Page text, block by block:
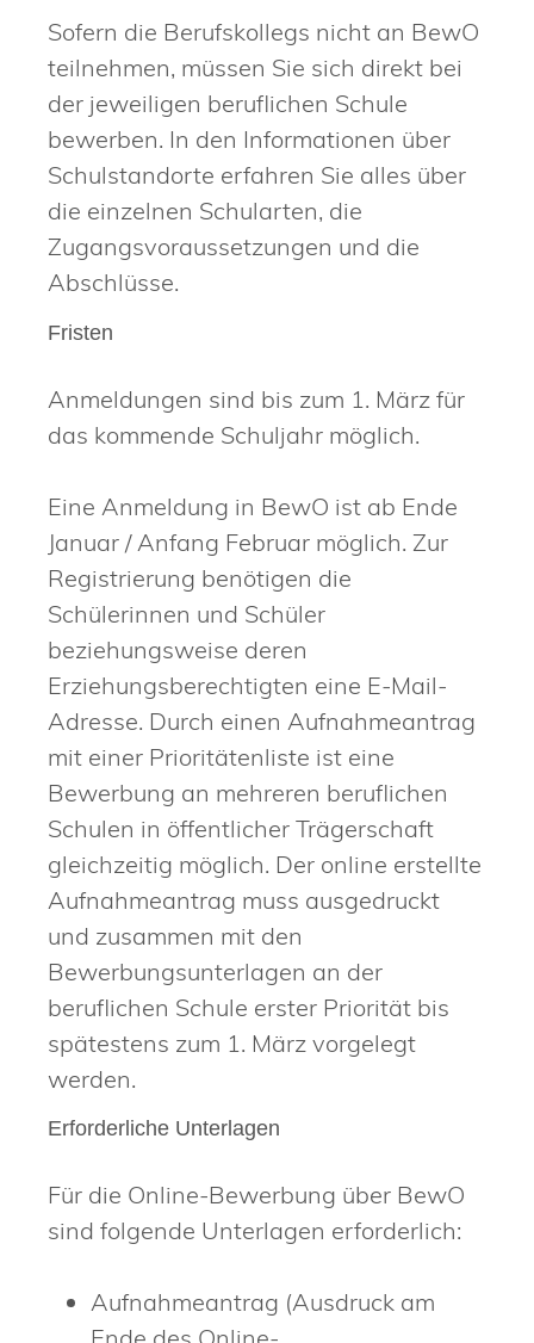
Sofern die Berufskollegs nicht an BewO
teilnehmen, müssen Sie sich direkt bei
der jeweiligen beruflichen Schule
bewerben. In den Informationen über
Schulstandorte erfahren Sie alles über
die einzelnen Schularten, die
Zugangsvoraussetzungen und die
Abschlüsse.
Fristen
Anmeldungen sind bis zum 1. März für
das kommende Schuljahr möglich.
Eine Anmeldung in BewO ist ab Ende
Januar / Anfang Februar möglich. Zur
Registrierung benötigen die
Schülerinnen und Schüler
beziehungsweise deren
Erziehungsberechtigten eine E-Mail-
Adresse. Durch einen Aufnahmeantrag
mit einer Prioritätenliste ist eine
Bewerbung an mehreren beruflichen
Schulen in öffentlicher Trägerschaft
gleichzeitig möglich. Der online erstellte
Aufnahmeantrag muss ausgedruckt
und zusammen mit den
Bewerbungsunterlagen an der
beruflichen Schule erster Priorität bis
spätestens zum 1. März vorgelegt
werden.
Erforderliche Unterlagen
Für die Online-Bewerbung über BewO
sind folgende Unterlagen erforderlich:
Aufnahmeantrag (Ausdruck am